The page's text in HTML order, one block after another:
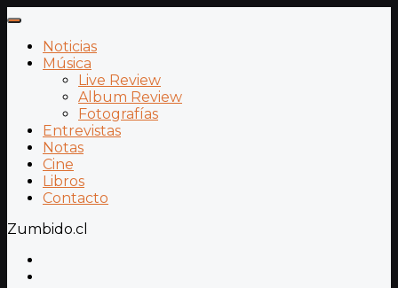
Noticias
Música
Live Review
Album Review
Fotografías
Entrevistas
Notas
Cine
Libros
Contacto
Zumbido.cl